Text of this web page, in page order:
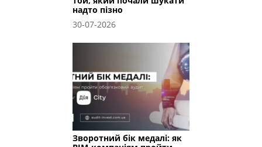
надто пізно
30-07-2026
Зворотний бік медалі: як